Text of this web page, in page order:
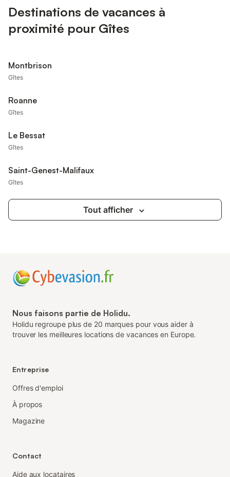
Destinations de vacances à
proximité pour Gîtes
Montbrison
Gîtes
Roanne
Gîtes
Le Bessat
Gîtes
Saint-Genest-Malifaux
Gîtes
Tout afficher
Nous faisons partie de Holidu.
Holidu regroupe plus de 20 marques pour vous aider à
trouver les meilleures locations de vacances en Europe.
Entreprise
Offres d'emploi
À propos
Magazine
Contact
Aide aux locataires